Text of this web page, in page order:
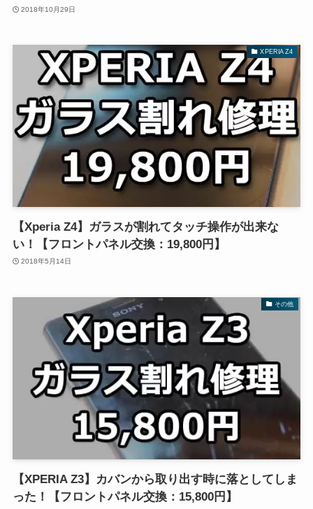
2018年10月29日
XPERIA Z4
【Xperia Z4】ガラスが割れてタッチ操作が出来な
い！【フロントパネル交換：19,800円】
2018年5月14日
その他
【XPERIA Z3】カバンから取り出す時に落としてしま
った！【フロントパネル交換：15,800円】